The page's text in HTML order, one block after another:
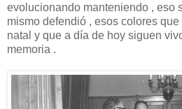
evolucionando manteniendo , eso
mismo defendió , esos colores
natal y que a día de hoy siguen
memoria .